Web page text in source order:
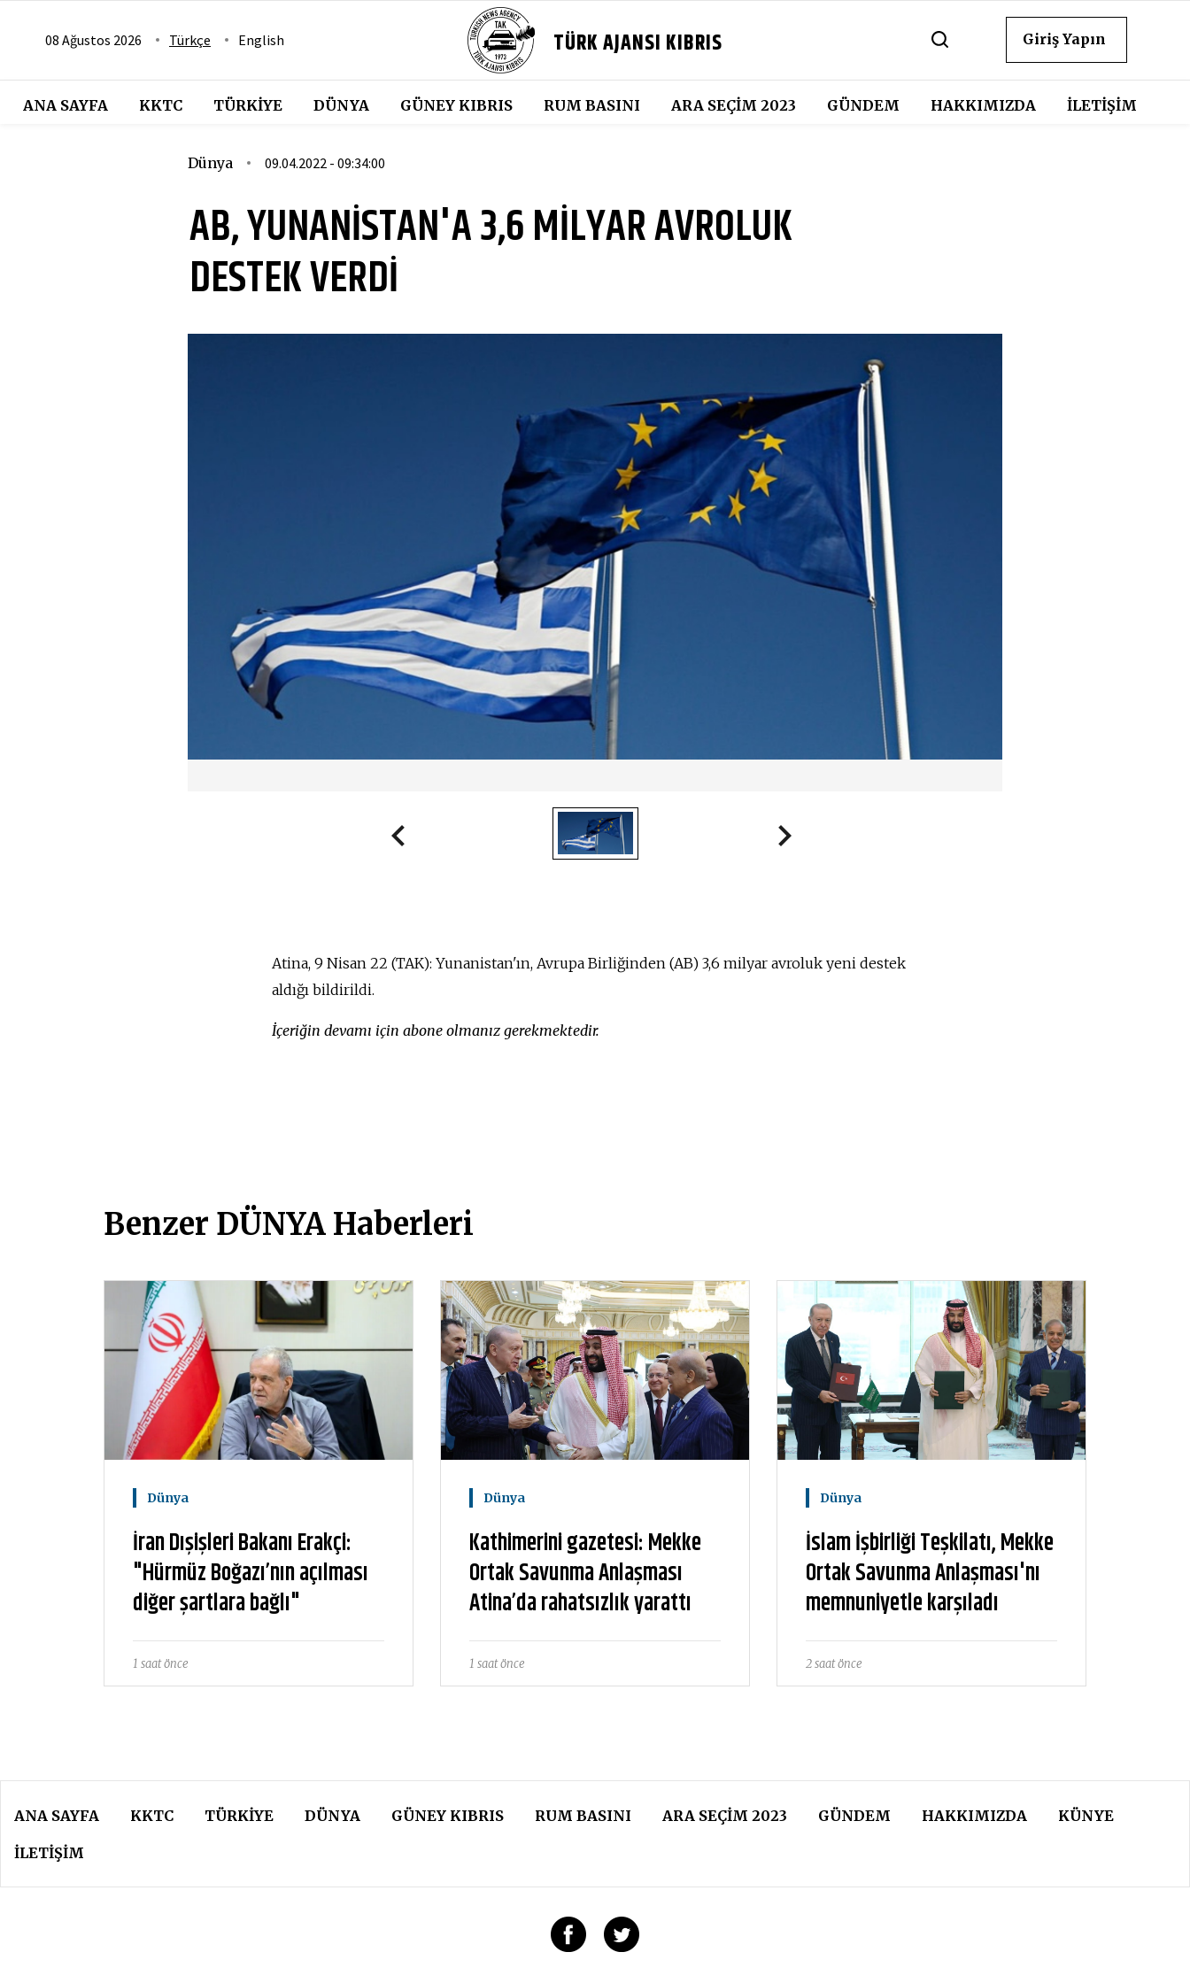
08 Ağustos 2026 Türkçe English TÜRK AJANSI KIBRIS Giriş Yapın
ANA SAYFA KKTC TÜRKIYE DÜNYA GÜNEY KIBRIS RUM BASINI ARA SEÇIM 2023 GÜNDEM HAKKIMIZDA İLETİŞİM
Dünya 09.04.2022 - 09:34:00
AB, YUNANİSTAN'A 3,6 MİLYAR AVROLUK
DESTEK VERDİ
Atina, 9 Nisan 22 (TAK): Yunanistan'ın, Avrupa Birliğinden (AB) 3,6 milyar avroluk yeni destek
aldığı bildirildi.
İçeriğin devamı için abone olmanız gerekmektedir.
Benzer DÜNYA Haberleri
Dünya
İran Dışişleri Bakanı Erakçi:
"Hürmüz Boğazı’nın açılması
diğer şartlara bağlı"
1 saat önce
Dünya
Kathimerini gazetesi: Mekke
Ortak Savunma Anlaşması
Atina’da rahatsızlık yarattı
1 saat önce
Dünya
İslam İşbirliği Teşkilatı, Mekke
Ortak Savunma Anlaşması'nı
memnuniyetle karşıladı
2 saat önce
ANA SAYFA KKTC TÜRKIYE DÜNYA GÜNEY KIBRIS RUM BASINI ARA SEÇIM 2023 GÜNDEM HAKKIMIZDA KÜNYE
İLETİŞİM